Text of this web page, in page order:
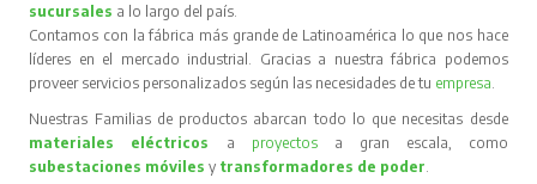
sucursales a lo largo del país.
Contamos con la fábrica más grande de Latinoamérica lo que nos hace
líderes en el mercado industrial. Gracias a nuestra fábrica podemos
proveer servicios personalizados según las necesidades de tu empresa.
Nuestras Familias de productos abarcan todo lo que necesitas desde
materiales eléctricos
a proyectos
a gran escala, como
subestaciones móvilesy transformadores de poder.